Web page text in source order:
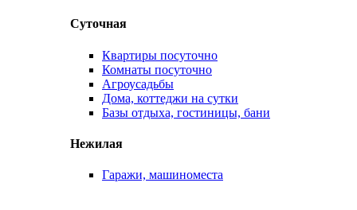
Суточная
Квартиры посуточно
Комнаты посуточно
Агроусадьбы
Дома, коттеджи на сутки
Базы отдыха, гостиницы, бани
Нежилая
Гаражи, машиноместа